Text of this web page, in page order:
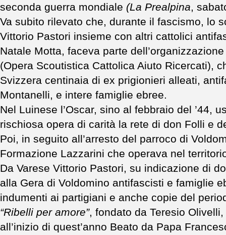
seconda guerra mondiale (La Prealpina,
Va subito rilevato che, durante il fascismo, lo
Vittorio Pastori insieme con altri cattolici
Natale Motta, faceva parte
(Opera Scoutistica Cattolica Aiuto Ricercati),
Svizzera centinaia di ex prigionieri alleati,
Montanelli, e intere famiglie ebree.
Nel Luinese l’Oscar, sino al febbraio del ’44,
rischiosa opera di carità la rete di don Folli e
Poi, in seguito all’arresto del parroco di
Formazione Lazzarini che operava nel
Da Varese Vittorio Pastori, su indicazione di
alla Gera di Voldomino antifascisti e famiglie
indumenti ai partigiani e anche copie del
“Ribelli per amore”, fondato da Teresio
all’inizio di quest’anno Beato da Papa